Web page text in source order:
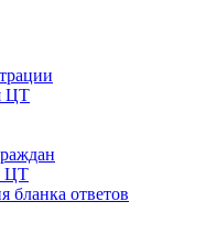
ЦТ
ЦТ
бланка ответов